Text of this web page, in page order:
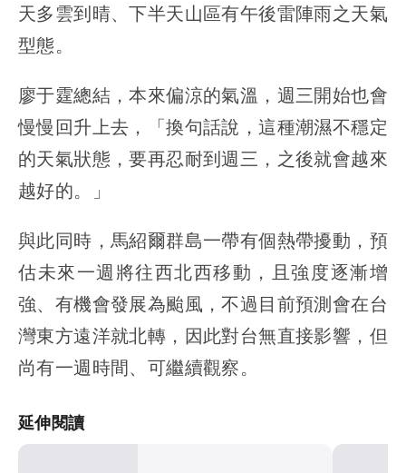
天多雲到晴、下半天山區有午後雷陣雨之天氣
型態。
廖于霆總結，本來偏涼的氣溫，週三開始也會
慢慢回升上去，「換句話說，這種潮濕不穩定
的天氣狀態，要再忍耐到週三，之後就會越來
越好的。」
與此同時，馬紹爾群島一帶有個熱帶擾動，預
估未來一週將往西北西移動，且強度逐漸增
強、有機會發展為颱風，不過目前預測會在台
灣東方遠洋就北轉，因此對台無直接影響，但
尚有一週時間、可繼續觀察。
延伸閱讀